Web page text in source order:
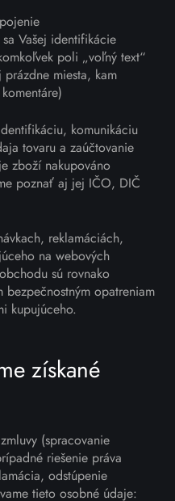
Vašej identifikácie
poli „voľný text“
prázdne miesta, kam
komunikáciu
tovaru a zaúčtovanie
zboží nakupováno
poznať aj jej IČO, DIČ
reklamáciách,
na webových
sú rovnako
opatreniam
kupujúceho.
získané
(spracovanie
riešenie práva
odstúpenie
tieto osobné údaje: